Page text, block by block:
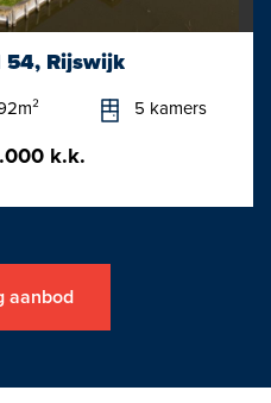
54, Rijswijk
5 kamers
k.k.
aanbod